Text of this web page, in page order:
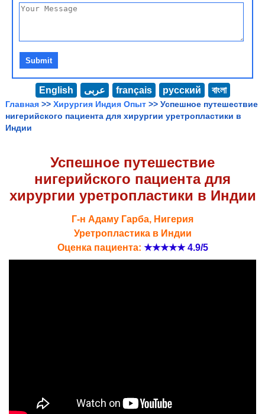
English عربى français русский বাংলা
Главная >> Хирургия Индия Опыт >> Успешное путешествие
нигерийского пациента для хирургии уретропластики в
Индии
Успешное путешествие
нигерийского пациента для
хирургии уретропластики в Индии
Г-н Адаму Гарба, Нигерия
Уретропластика в Индии
Оценка пациента: ★★★★★ 4.9/5